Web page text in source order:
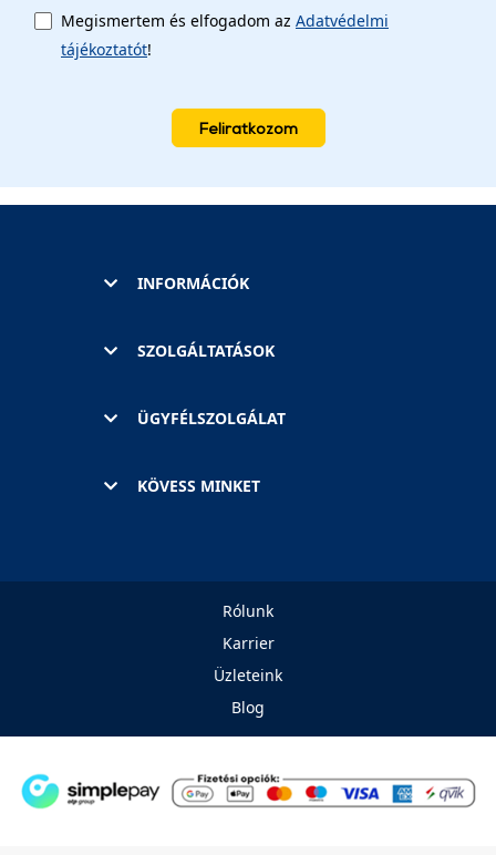
Megismertem és elfogadom az Adatvédelmi
tájékoztatót!
Feliratkozom
INFORMÁCIÓK
SZOLGÁLTATÁSOK
ÜGYFÉLSZOLGÁLAT
KÖVESS MINKET
Rólunk
Karrier
Üzleteink
Blog